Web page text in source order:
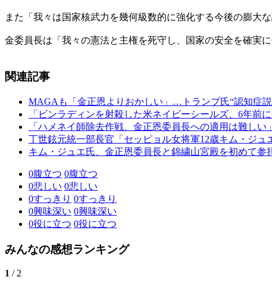
また「我々は国家核武力を幾何級数的に強化する今後の膨大
金委員長は「我々の憲法と主権を死守し、国家の安全を確実
関連記事
MAGAも「金正恩よりおかしい」…トランプ氏“認知症
「ビンラディンを射殺した米ネイビーシールズ、6年前
「ハメネイ師除去作戦、金正恩委員長への適用は難し
丁世鉉元統一部長官「セッピョル女将軍12歳キム・ジュ
キム・ジュエ氏、金正恩委員長と錦繍山宮殿を初めて
0腹立つ 0腹立つ
0悲しい 0悲しい
0すっきり 0すっきり
0興味深い 0興味深い
0役に立つ 0役に立つ
みんなの感想ランキング
1 / 2